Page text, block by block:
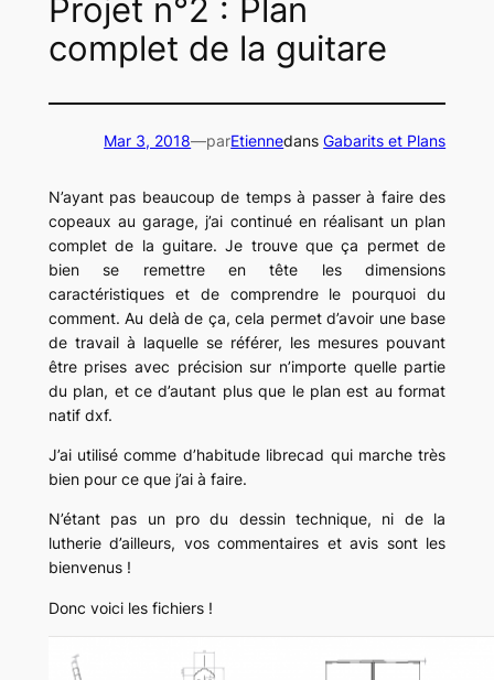
Projet n°2 : Plan
complet de la guitare
Mar 3, 2018—parEtiennedansGabarits et Plans
N’ayant pas beaucoup de temps à passer à faire des
copeaux au garage, j’ai continué en réalisant un plan
complet de la guitare. Je trouve que ça permet de
bien se remettre en tête les dimensions
caractéristiques et de comprendre le pourquoi du
comment. Au delà de ça, cela permet d’avoir une base
de travail à laquelle se référer, les mesures pouvant
être prises avec précision sur n’importe quelle partie
du plan, et ce d’autant plus que le plan est au format
natif dxf.
J’ai utilisé comme d’habitude librecad qui marche très
bien pour ce que j’ai à faire.
N’étant pas un pro du dessin technique, ni de la
lutherie d’ailleurs, vos commentaires et avis sont les
bienvenus !
Donc voici les fichiers !